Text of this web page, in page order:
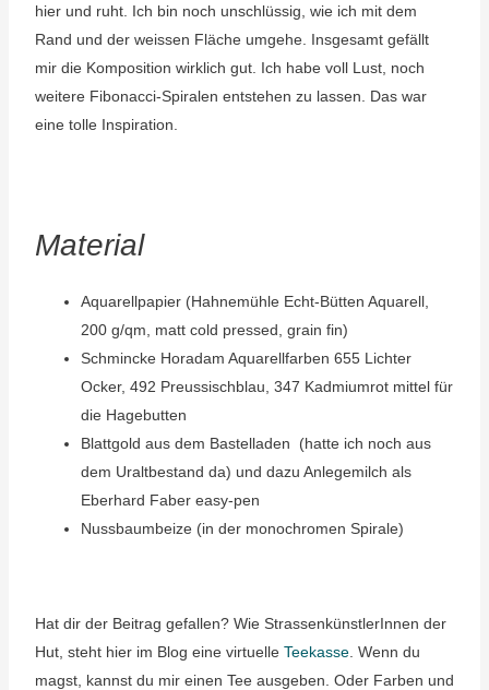
hier und ruht. Ich bin noch unschlüssig, wie ich mit dem
Rand und der weissen Fläche umgehe. Insgesamt gefällt
mir die Komposition wirklich gut. Ich habe voll Lust, noch
weitere Fibonacci-Spiralen entstehen zu lassen. Das war
eine tolle Inspiration.
Material
Aquarellpapier (Hahnemühle Echt-Bütten Aquarell,
200 g/qm, matt cold pressed, grain fin)
Schmincke Horadam Aquarellfarben 655 Lichter
Ocker, 492 Preussischblau, 347 Kadmiumrot mittel für
die Hagebutten
Blattgold aus dem Bastelladen (hatte ich noch aus
dem Uraltbestand da) und dazu Anlegemilch als
Eberhard Faber easy-pen
Nussbaumbeize (in der monochromen Spirale)
Hat dir der Beitrag gefallen? Wie StrassenkünstlerInnen der
Hut, steht hier im Blog eine virtuelle Teekasse. Wenn du
magst, kannst du mir einen Tee ausgeben. Oder Farben und